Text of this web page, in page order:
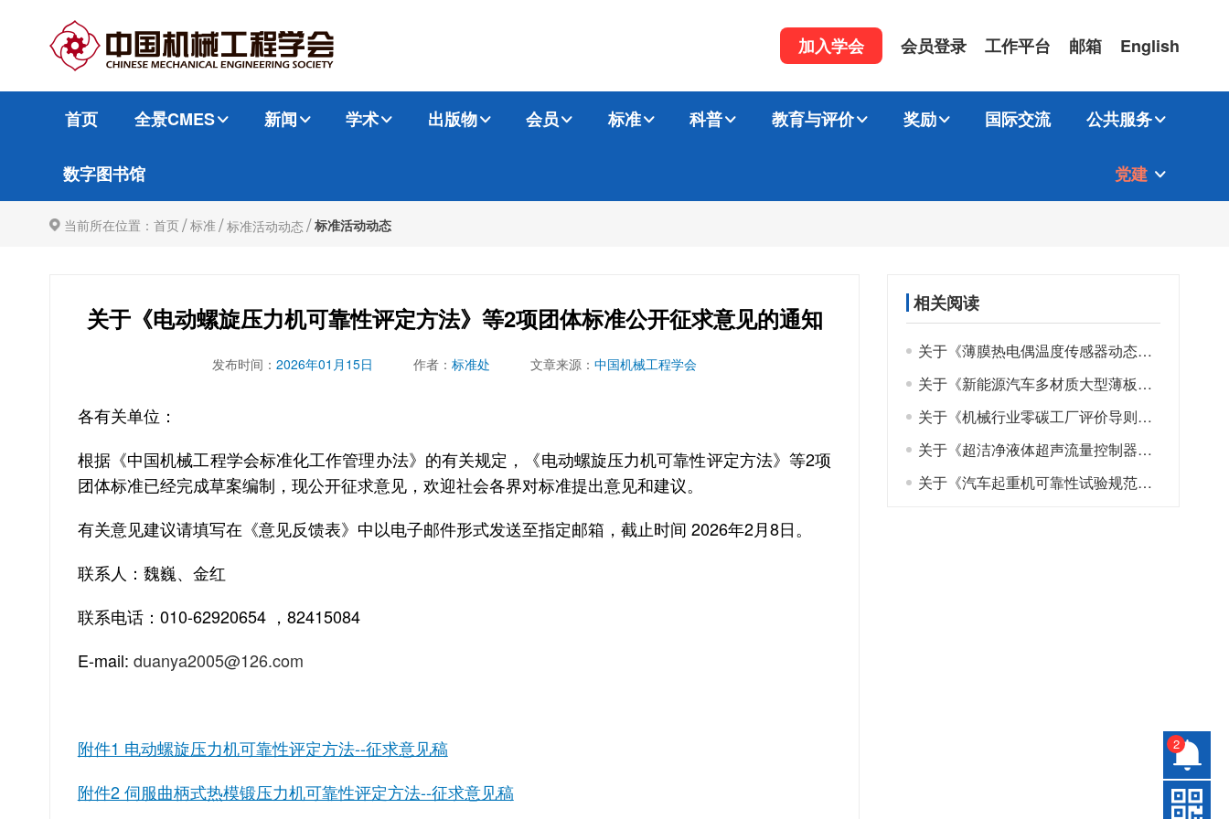
加入学会 会员登录 工作平台 邮箱 English
首页 全景CMES 新闻 学术 出版物 会员 标准 科普 教育与评价 奖励 国际交流 公共服务
数字图书馆 党建
2
当前所在位置： 首页/标准/标准活动动态/标准活动动态
关于《电动螺旋压力机可靠性评定方法》等2项团体标准公开征求意见的通知
发布时间： 2026年01月15日 作者： 标准处 文章来源： 中国机械工程学会
各有关单位：
根据《中国机械工程学会标准化工作管理办法》的有关规定，《电动螺旋压力机可靠性评定方法》等2项
团体标准已经完成草案编制，现公开征求意见，欢迎社会各界对标准提出意见和建议。
有关意见建议请填写在《意见反馈表》中以电子邮件形式发送至指定邮箱，截止时间 2026年2月8日。
联系人：魏巍、金红
联系电话： 010-62920654 ， 82415084
E-mail: duanya2005@126.com
附件1 电动螺旋压力机可靠性评定方法--征求意见稿
附件2 伺服曲柄式热模锻压力机可靠性评定方法--征求意见稿
相关阅读
关于《薄膜热电偶温度传感器动态响应测试方法》等4项团体标准公开征求意见的通知
关于《新能源汽车多材质大型薄板伺服压力机刚度 测量方法》标准公开征求意见的通知
关于《机械行业零碳工厂评价导则》等2项团体标准公开征求意见的通知
关于《超洁净液体超声流量控制器》等4项团体标准公开征求意见的通知
关于《汽车起重机可靠性试验规范及可靠性评价方法》标准征求意见的通知